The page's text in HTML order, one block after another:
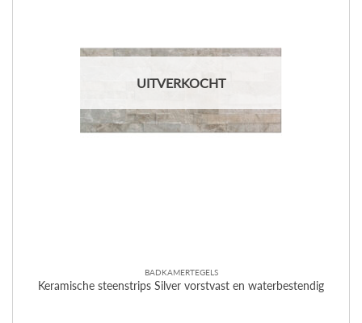
UITVERKOCHT
BADKAMERTEGELS
Keramische steenstrips Silver vorstvast en waterbestendig